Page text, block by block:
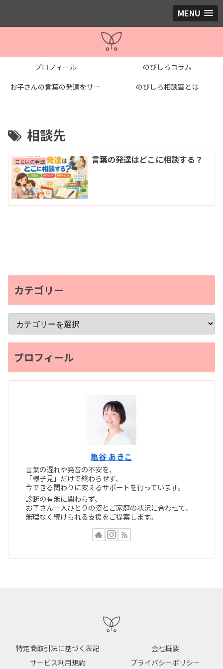
MENU
プロフィール
のびしろコラム
お子さんの言葉の発達をサポートする個別レッスン
のびしろ相談室とは
相談先
ことばの発達 言葉の発達はどこに相談する？
カテゴリー
プロフィール
亀谷 あきこ
言葉の遅れや発音の不安を、
「様子見」だけで終わらせず、
今できる関わりに変えるサポートを行っています。
診断の有無に関わらず、
お子さん一人ひとりの姿とご家庭の状況に合わせて、
無理なく続けられる支援をご提案します。
特定商取引法に基づく表記
会社概要
サービス利用規約
プライバシーポリシー